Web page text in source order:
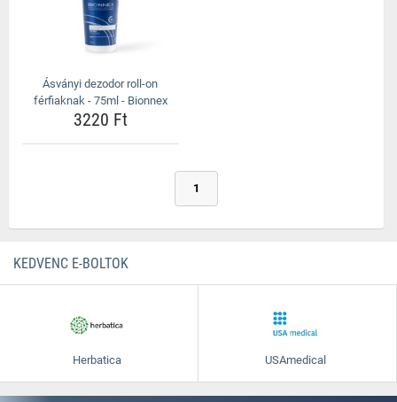
Ásványi dezodor roll-on
férfiaknak - 75ml - Bionnex
3220 Ft
1
KEDVENC E-BOLTOK
Herbatica USAmedical